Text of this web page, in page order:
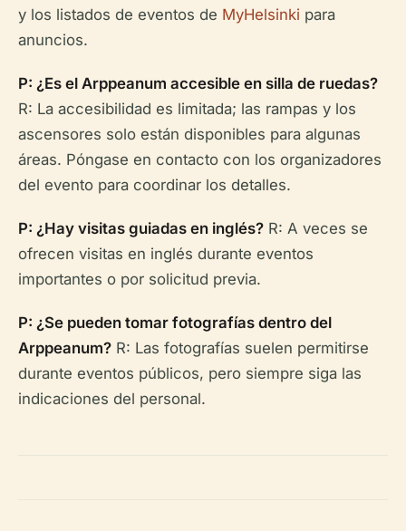
y los listados de eventos de MyHelsinki para
anuncios.
P: ¿Es el Arppeanum accesible en silla de ruedas?
R: La accesibilidad es limitada; las rampas y los
ascensores solo están disponibles para algunas
áreas. Póngase en contacto con los organizadores
del evento para coordinar los detalles.
P: ¿Hay visitas guiadas en inglés? R: A veces se
ofrecen visitas en inglés durante eventos
importantes o por solicitud previa.
P: ¿Se pueden tomar fotografías dentro del
Arppeanum? R: Las fotografías suelen permitirse
durante eventos públicos, pero siempre siga las
indicaciones del personal.